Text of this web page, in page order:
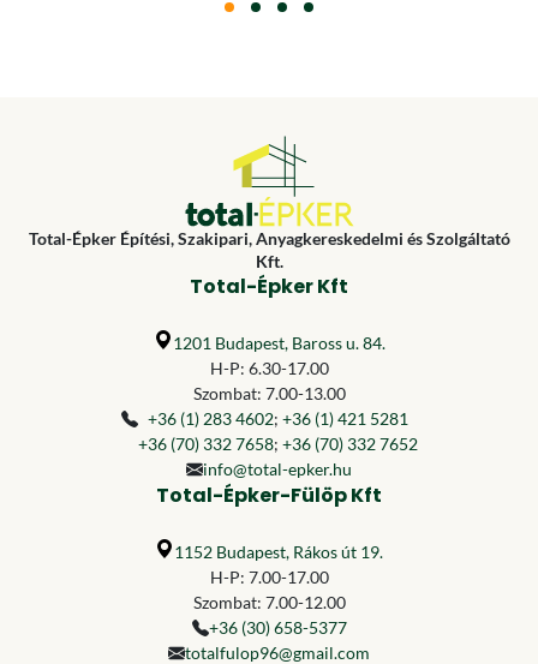
Total-Épker Építési, Szakipari, Anyagkereskedelmi és Szolgáltató
Kft.
Total-Épker Kft
1201 Budapest, Baross u. 84.
H-P: 6.30-17.00
Szombat: 7.00-13.00
+36 (1) 283 4602; +36 (1) 421 5281
+36 (70) 332 7658; +36 (70) 332 7652
info@total-epker.hu
Total-Épker-Fülöp Kft
1152 Budapest, Rákos út 19.
H-P: 7.00-17.00
Szombat: 7.00-12.00
+36 (30) 658-5377
totalfulop96@gmail.com